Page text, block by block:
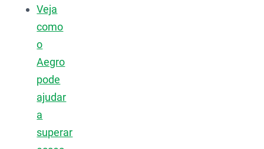
Veja
como
o
Aegro
pode
ajudar
a
superar